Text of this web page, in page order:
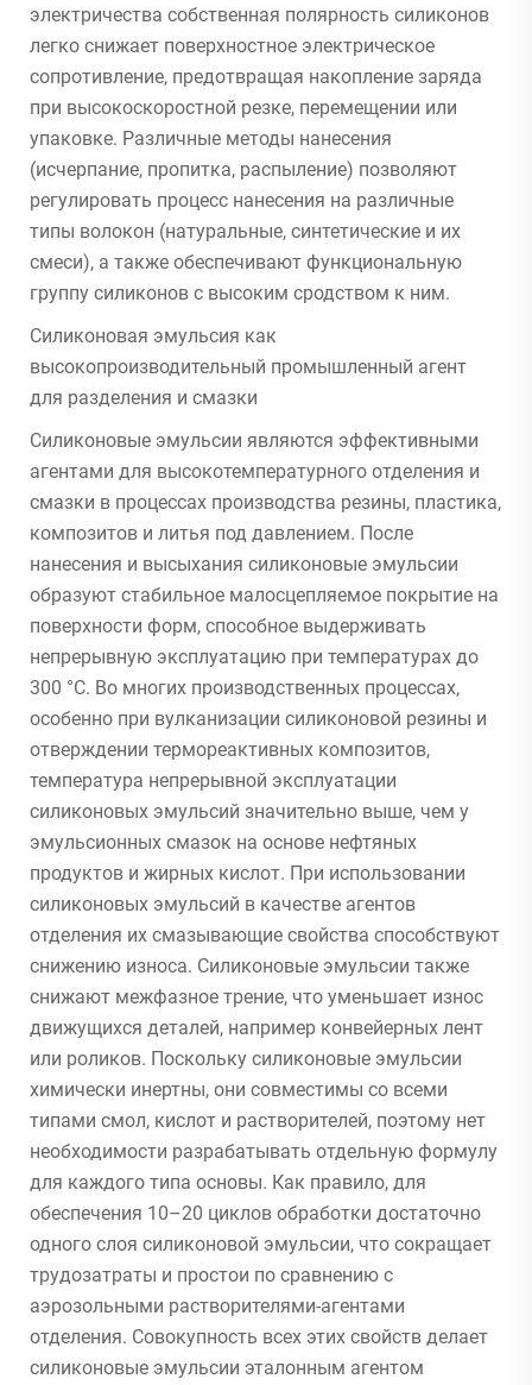
электричества собственная полярность силиконов
легко снижает поверхностное электрическое
сопротивление, предотвращая накопление заряда
при высокоскоростной резке, перемещении или
упаковке. Различные методы нанесения
(исчерпание, пропитка, распыление) позволяют
регулировать процесс нанесения на различные
типы волокон (натуральные, синтетические и их
смеси), а также обеспечивают функциональную
группу силиконов с высоким сродством к ним.
Силиконовая эмульсия как
высокопроизводительный промышленный агент
для разделения и смазки
Силиконовые эмульсии являются эффективными
агентами для высокотемпературного отделения и
смазки в процессах производства резины, пластика,
композитов и литья под давлением. После
нанесения и высыхания силиконовые эмульсии
образуют стабильное малосцепляемое покрытие на
поверхности форм, способное выдерживать
непрерывную эксплуатацию при температурах до
300 °C. Во многих производственных процессах,
особенно при вулканизации силиконовой резины и
отверждении термореактивных композитов,
температура непрерывной эксплуатации
силиконовых эмульсий значительно выше, чем у
эмульсионных смазок на основе нефтяных
продуктов и жирных кислот. При использовании
силиконовых эмульсий в качестве агентов
отделения их смазывающие свойства способствуют
снижению износа. Силиконовые эмульсии также
снижают межфазное трение, что уменьшает износ
движущихся деталей, например конвейерных лент
или роликов. Поскольку силиконовые эмульсии
химически инертны, они совместимы со всеми
типами смол, кислот и растворителей, поэтому нет
необходимости разрабатывать отдельную формулу
для каждого типа основы. Как правило, для
обеспечения 10–20 циклов обработки достаточно
одного слоя силиконовой эмульсии, что сокращает
трудозатраты и простои по сравнению с
аэрозольными растворителями-агентами
отделения. Совокупность всех этих свойств делает
силиконовые эмульсии эталонным агентом